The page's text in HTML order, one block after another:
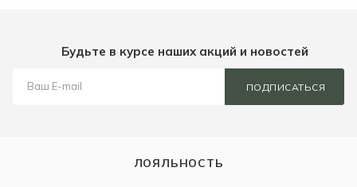
Будьте в курсе наших акций и новостей
ПОДПИСАТЬСЯ
ЛОЯЛЬНОСТЬ